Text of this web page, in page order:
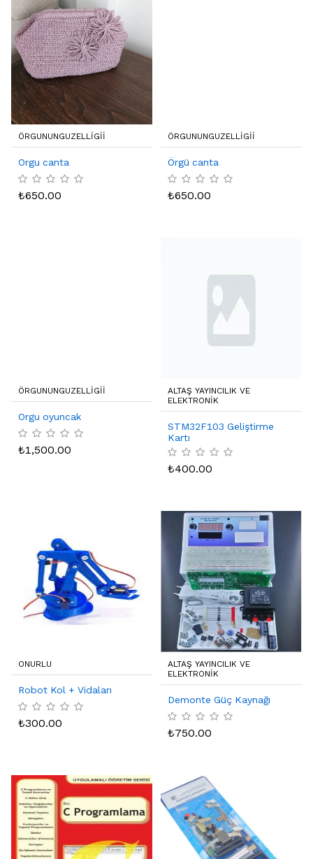
ÖRGUNUNGUZELLIGII
Orgu canta
₺650.00
ÖRGUNUNGUZELLIGII
Örgü canta
₺650.00
ÖRGUNUNGUZELLIGII
Orgu oyuncak
₺1,500.00
ALTAŞ YAYINCILIK VE
ELEKTRONIK
STM32F103 Geliştirme
Kartı
₺400.00
ONURLU
Robot Kol + Vidaları
₺300.00
ALTAŞ YAYINCILIK VE
ELEKTRONIK
Demonte Güç Kaynağı
₺750.00